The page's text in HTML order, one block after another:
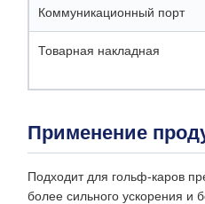
Коммуникационный порт
Товарная накладная
Применение
Подходит для гольф-каров
более сильного ускорения и